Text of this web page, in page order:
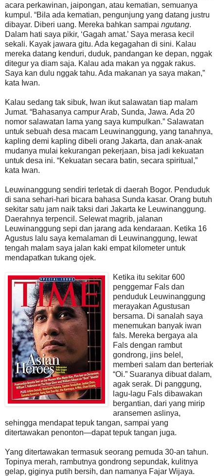
acara perkawinan, jaipongan, atau kematian, semuanya
kumpul. “Bila ada kematian, pengunjung yang datang justru
dibayar. Diberi uang. Mereka bahkan sampai ngutang.
Dalam hati saya pikir, ‘Gagah amat.’ Saya merasa kecil
sekali. Kayak jawara gitu. Ada kegagahan di sini. Kalau
mereka datang kenduri, duduk, pandangan ke depan, nggak
ditegur ya diam saja. Kalau ada makan ya nggak rakus.
Saya kan dulu nggak tahu. Ada makanan ya saya makan,”
kata Iwan.
Kalau sedang tak sibuk, Iwan ikut salawatan tiap malam
Jumat. “Bahasanya campur Arab, Sunda, Jawa. Ada 20
nomor salawatan lama yang saya kumpulkan.” Salawatan
untuk sebuah desa macam Leuwinanggung, yang tanahnya,
kapling demi kapling dibeli orang Jakarta, dan anak-anak
mudanya mulai kekurangan pekerjaan, bisa jadi kekuatan
untuk desa ini. “Kekuatan secara batin, secara spiritual,”
kata Iwan.
Leuwinanggung sendiri terletak di daerah Bogor. Penduduk
di sana sehari-hari bicara bahasa Sunda kasar. Orang butuh
sekitar satu jam naik taksi dari Jakarta ke Leuwinanggung.
Daerahnya terpencil. Selewat magrib, jalanan
Leuwinanggung sepi dan jarang ada kendaraan. Ketika 16
Agustus lalu saya kemalaman di Leuwinanggung, lewat
tengah malam saya jalan kaki empat kilometer untuk
mendapatkan tukang ojek.
Ketika itu sekitar 600
penggemar Fals dan
penduduk Leuwinanggung
merayakan Agustusan
bersama. Di sanalah saya
menemukan banyak iwan
fals. Mereka bergaya ala
Fals dengan rambut
gondrong, jins belel,
memberi salam dan berteriak
“Oi.” Suaranya dibuat dalam,
agak serak. Di panggung,
lagu-lagu Fals dibawakan
bergantian, dari yang mirip
aransemen aslinya,
sehingga mendapat tepuk tangan, sampai yang
ditertawakan penonton—dapat tepuk tangan juga.
Yang ditertawakan termasuk seorang pemuda 30-an tahun.
Topinya merah, rambutnya gondrong sepundak, kulitnya
gelap, giginya putih bersih, dan namanya Fajar Wijaya.